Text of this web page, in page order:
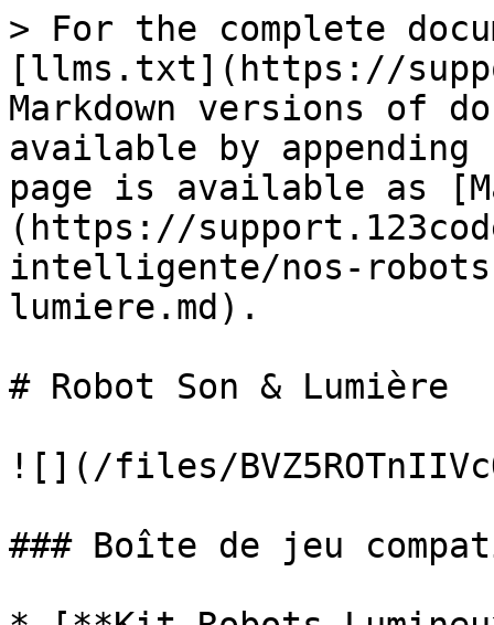
> For the complete
[llms.txt](https://
Markdown versions of
available by
page is available as
(https://
intelligente/nos-
lumiere.md).
# Robot Son & Lumière
![](/files/
### Boîte de jeu